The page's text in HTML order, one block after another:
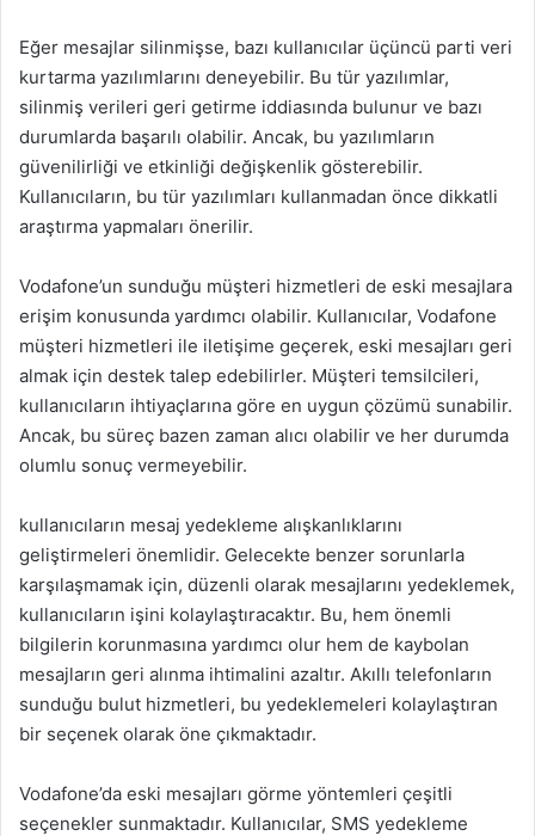
Eğer mesajlar silinmişse, bazı kullanıcılar üçüncü parti veri
kurtarma yazılımlarını deneyebilir. Bu tür yazılımlar,
silinmiş verileri geri getirme iddiasında bulunur ve bazı
durumlarda başarılı olabilir. Ancak, bu yazılımların
güvenilirliği ve etkinliği değişkenlik gösterebilir.
Kullanıcıların, bu tür yazılımları kullanmadan önce dikkatli
araştırma yapmaları önerilir.
Vodafone’un sunduğu müşteri hizmetleri de eski mesajlara
erişim konusunda yardımcı olabilir. Kullanıcılar, Vodafone
müşteri hizmetleri ile iletişime geçerek, eski mesajları geri
almak için destek talep edebilirler. Müşteri temsilcileri,
kullanıcıların ihtiyaçlarına göre en uygun çözümü sunabilir.
Ancak, bu süreç bazen zaman alıcı olabilir ve her durumda
olumlu sonuç vermeyebilir.
kullanıcıların mesaj yedekleme alışkanlıklarını
geliştirmeleri önemlidir. Gelecekte benzer sorunlarla
karşılaşmamak için, düzenli olarak mesajlarını yedeklemek,
kullanıcıların işini kolaylaştıracaktır. Bu, hem önemli
bilgilerin korunmasına yardımcı olur hem de kaybolan
mesajların geri alınma ihtimalini azaltır. Akıllı telefonların
sunduğu bulut hizmetleri, bu yedeklemeleri kolaylaştıran
bir seçenek olarak öne çıkmaktadır.
Vodafone’da eski mesajları görme yöntemleri çeşitli
seçenekler sunmaktadır. Kullanıcılar, SMS yedekleme